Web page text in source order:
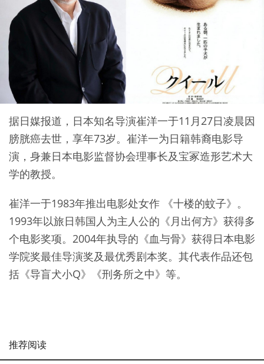
据日媒报道，日本知名导演崔洋一于11月27日凌晨因
膀胱癌去世，享年73岁。崔洋一为日籍韩裔电影导
演，身兼日本电影监督协会理事长及宝冢造形艺术大
学的教授。
崔洋一于1983年推出电影处女作 《十楼的蚊子》。
1993年以旅日韩国人为主人公的《月出何方》获得多
个电影奖项。2004年执导的《血与骨》获得日本电影
学院奖最佳导演奖及最优秀剧本奖。其代表作品还包
括《导盲犬小Q》《刑务所之中》等。
推荐阅读